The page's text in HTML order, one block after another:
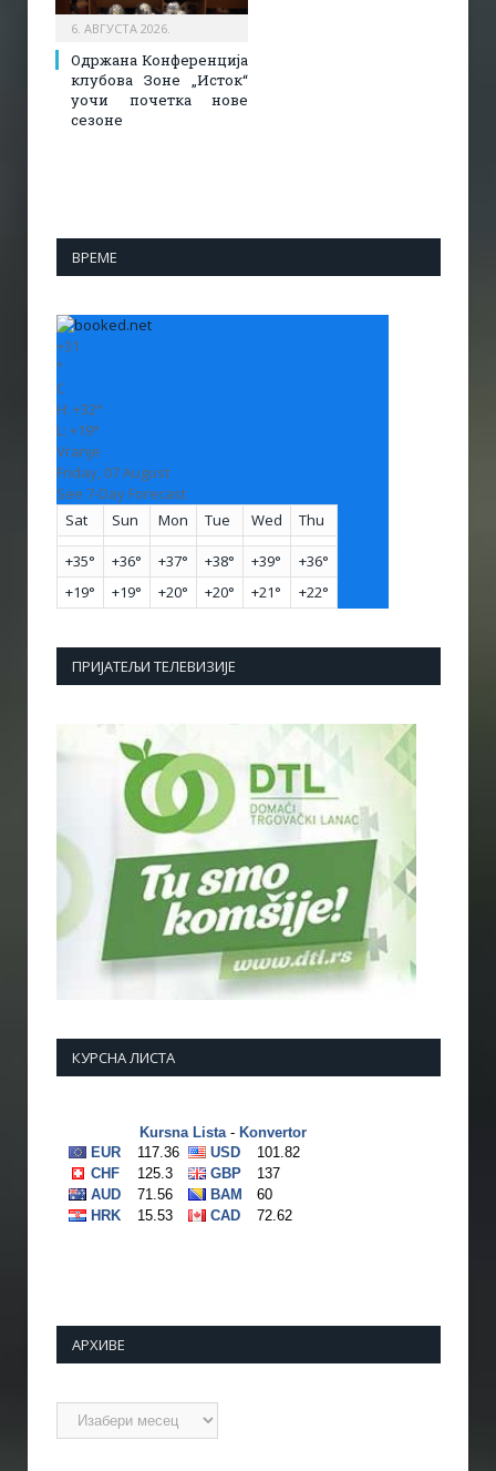
6. АВГУСТА 2026.
Одржана Конференција
клубова Зоне „Исток“
уочи почетка нове
сезоне
ВРЕМЕ
+31
°
C
H: +32°
L: +19°
Vranje
Friday, 07 August
See 7-Day Forecast
Sat
Sun Mon Tue Wed Thu
+35° +36° +37° +38° +39° +36°
+19° +19° +20° +20° +21° +22°
ПРИЈАТЕЉИ ТЕЛЕВИЗИЈЕ
КУРСНА ЛИСТА
АРХИВЕ
Архиве